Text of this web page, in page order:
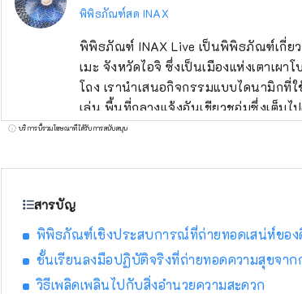
พิพิธภัณฑ์สด INAX
พิพิธภัณฑ์ INAX Live เป็นพิพิธภัณฑ์เกี่ยว
เมะ จังหวัดไอจิ ซึ่งเป็นเมืองแห่งเตาเ
โถง เรานำเสนอกิจกรรมแบบไดนามิกที่
เล่น พื้นที่กลางแจ้งอันเขียวชอุ่มซึ่งเต็มไปด้วยอาคาร 6 หลังจะเปลี่ยนรูปลักษณ์ไปตาม
ฤดูกาล ทำให้การใช้เวลาของคุณที่นี่เป็น
เพลิดเพลินไปกับการสัมผัสกับประวัติศา
บริการนี้รวมโฆษณาที่ได้รับการสนับสนุน
สารบัญ
พิพิธภัณฑ์เชิงประสบการณ์ที่ถ่ายทอดเสน่ห์ของ
ชั้นเรียนลงมือปฏิบัติจริงที่ถ่ายทอดความสุขจาก
วิธีเพลิดเพลินไปกับสิ่งอำนวยความสะดวก